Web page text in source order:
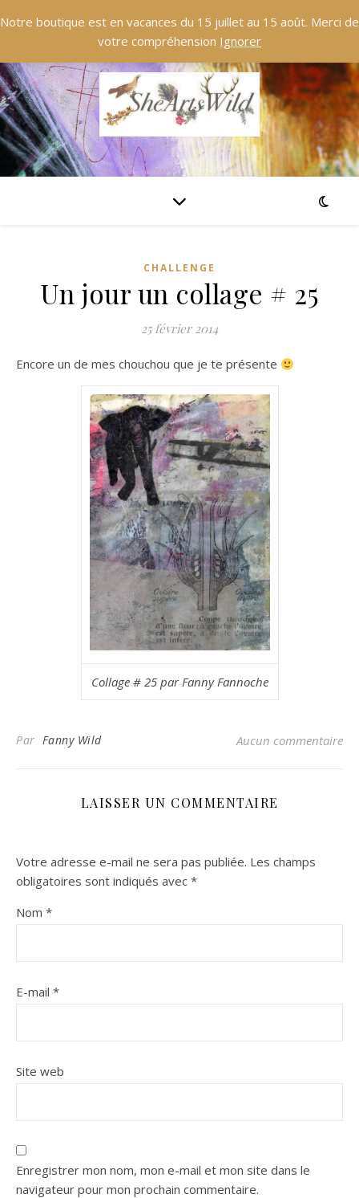
Notre boutique est en vacances du 15 juillet au 15 août. Merci de
votre compréhension Ignorer
CHALLENGE
Un jour un collage # 25
25 février 2014
Encore un de mes chouchou que je te présente
Collage # 25 par Fanny Fannoche
Par Fanny Wild Aucun commentaire
LAISSER UN COMMENTAIRE
Votre adresse e-mail ne sera pas publiée. Les champs
obligatoires sont indiqués avec *
Nom *
E-mail *
Site web
Enregistrer mon nom, mon e-mail et mon site dans le
navigateur pour mon prochain commentaire.